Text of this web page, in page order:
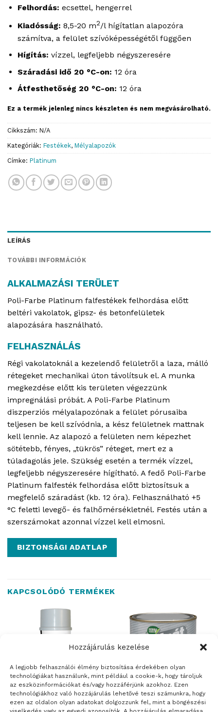
Hozzájárulás kezelése
A legjobb felhasználói élmény biztosítása érdekében olyan
technológiákat használunk, mint például a cookie-k, hogy tároljuk
az eszközinformációkat és/vagy hozzáférjünk azokhoz. Ezen
technológiákhoz való hozzájárulás lehetővé teszi számunkra, hogy
ezen az oldalon olyan adatokat dolgozzunk fel, mint a böngészési
Felhordás: ecsettel, hengerrel
Kiadósság: 8,5-20 m2/l hígítatlan alapozóra
számítva, a felület szívóképességétől függően
Hígítás: vízzel, legfeljebb négyszeresére
Száradási idő 20 °C-on: 12 óra
Átfesthetőség 20 °C-on: 12 óra
Ez a termék jelenleg nincs készleten és nem megvásárolható.
Cikkszám: N/A
Kategóriák: Festékek, Mélyalapozók
Címke: Platinum
LEÍRÁS
TOVÁBBI INFORMÁCIÓK
ALKALMAZÁSI TERÜLET
Poli-Farbe Platinum falfestékek felhordása előtt
beltéri vakolatok, gipsz- és betonfelületek
alapozására használható.
FELHASZNÁLÁS
Régi vakolatoknál a kezelendő felületről a laza, málló
rétegeket mechanikai úton távolítsuk el. A munka
megkezdése előtt kis területen végezzünk
impregnálási próbát. A Poli-Farbe Platinum
diszperziós mélyalapozónak a felület pórusaiba
teljesen be kell szívódnia, a kész felületnek mattnak
kell lennie. Az alapozó a felületen nem képezhet
sötétebb, fényes, „tükrös” réteget, mert ez a
túladagolás jele. Szükség esetén a termék vízzel,
legfeljebb négyszeresére hígítható. A fedő Poli-Farbe
Platinum falfesték felhordása előtt biztosítsuk a
megfelelő száradást (kb. 12 óra). Felhasználható +5
°C feletti levegő- és falhőmérsékletnél. Festés után a
szerszámokat azonnal vízzel kell elmosni.
BIZTONSÁGI ADATLAP
KAPCSOLÓDÓ TERMÉKEK